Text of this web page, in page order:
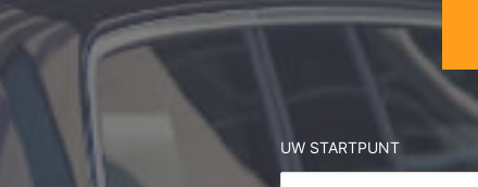
UW STARTPUNT